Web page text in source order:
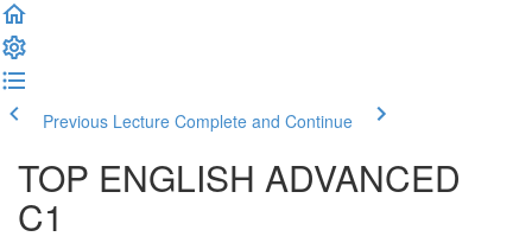
Previous Lecture Complete and Continue
TOP ENGLISH ADVANCED
C1